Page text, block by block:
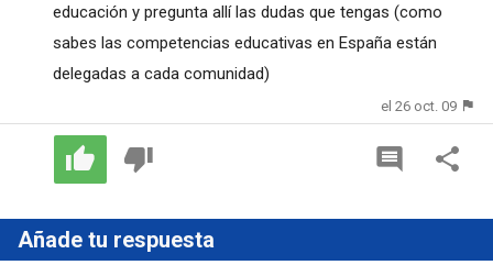
educación y pregunta allí las dudas que tengas (como
sabes las competencias educativas en España están
delegadas a cada comunidad)
el 26 oct. 09
Añade tu respuesta